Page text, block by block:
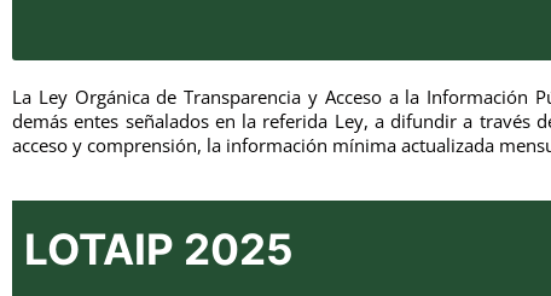
La Ley Orgánica de Transparencia y Acceso a la Información
demás entes señalados en la referida Ley, a difundir a
acceso y comprensión, la información mínima actualizada
LOTAIP 2025